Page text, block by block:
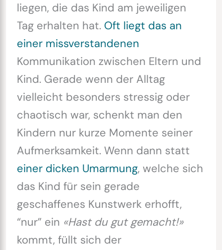
liegen, die das Kind am jeweiligen
Tag erhalten hat. Oft liegt das an
einer missverstandenen
Kommunikation zwischen Eltern und
Kind. Gerade wenn der Alltag
vielleicht besonders stressig oder
chaotisch war, schenkt man den
Kindern nur kurze Momente seiner
Aufmerksamkeit. Wenn dann statt
einer dicken Umarmung, welche sich
das Kind für sein gerade
geschaffenes Kunstwerk erhofft,
“nur” ein «Hast du gut gemacht!»
kommt, füllt sich der